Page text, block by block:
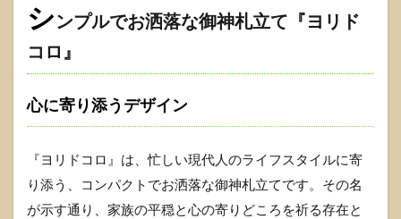
シンプルでお洒落な御神札立て『ヨリド
コロ』
心に寄り添うデザイン
『ヨリドコロ』は、忙しい現代人のライフスタイルに寄
り添う、コンパクトでお洒落な御神札立てです。その名
が示す通り、家族の平穏と心の寄りどころを祈る存在と